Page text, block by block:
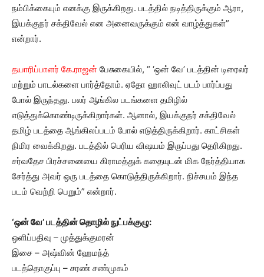
நம்பிக்கையும் எனக்கு இருக்கிறது. படத்தில் நடித்திருக்கும் ஆரா,
இயக்குநர் சக்திவேல் என அனைவருக்கும் என் வாழ்த்துகள்”
என்றார்.
தயாரிப்பாளர் கே.ராஜன் பேசுகையில், “ ‘ஒன் வே’ படத்தின் டிரைலர்
மற்றும் பாடல்களை பார்த்தோம். ஏதோ ஹாலிவுட் படம் பார்ப்பது
போல் இருந்தது. பலர் ஆங்கில படங்களை தமிழில்
எடுத்துக்கொண்டிருக்கிறார்கள். ஆனால், இயக்குநர் சக்திவேல்
தமிழ் படத்தை ஆங்கிலப்படம் போல் எடுத்திருக்கிறார். காட்சிகள்
நிமிர வைக்கிறது. படத்தில் பெரிய விஷயம் இருப்பது தெரிகிறது.
சர்வதேச பிரச்சனையை கிராமத்துக் கதையுடன் மிக நேர்த்தியாக
சேர்த்து அவர் ஒரு படத்தை கொடுத்திருக்கிறார். நிச்சயம் இந்த
படம் வெற்றி பெறும்” என்றார்.
‘ஒன் வே’ படத்தின் தொழில் நுட்பக்குழு:
ஒளிப்பதிவு – முத்துக்குமரன்
இசை – அஷ்வின் ஹேமந்த்
படத்தொகுப்பு – சரண் சண்முகம்